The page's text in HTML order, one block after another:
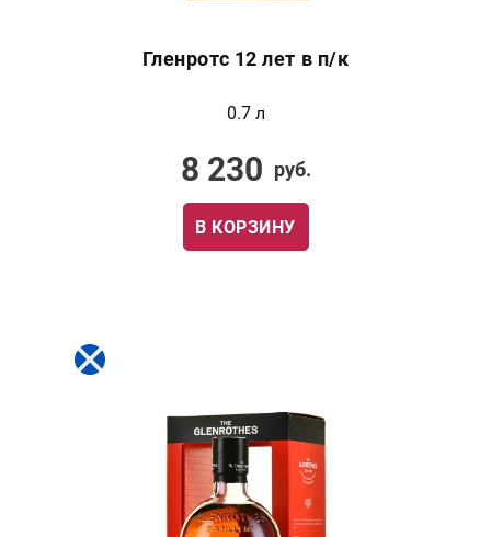
Гленротс 12 лет в п/к
0.7 л
8 230 руб.
В КОРЗИНУ